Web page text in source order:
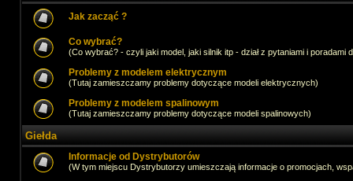
Jak zacząć ?
Co wybrać?
(Co wybrać? - czyli jaki model, jaki silnik itp - dział z pytaniami i poradami
Problemy z modelem elektrycznym
(Tutaj zamieszczamy problemy dotyczące modeli elektrycznych)
Problemy z modelem spalinowym
(Tutaj zamieszczamy problemy dotyczące modeli spalinowych)
Giełda
Informacje od Dystrybutorów
(W tym miejscu Dystrybutorzy umieszczają informacje o promocjach,